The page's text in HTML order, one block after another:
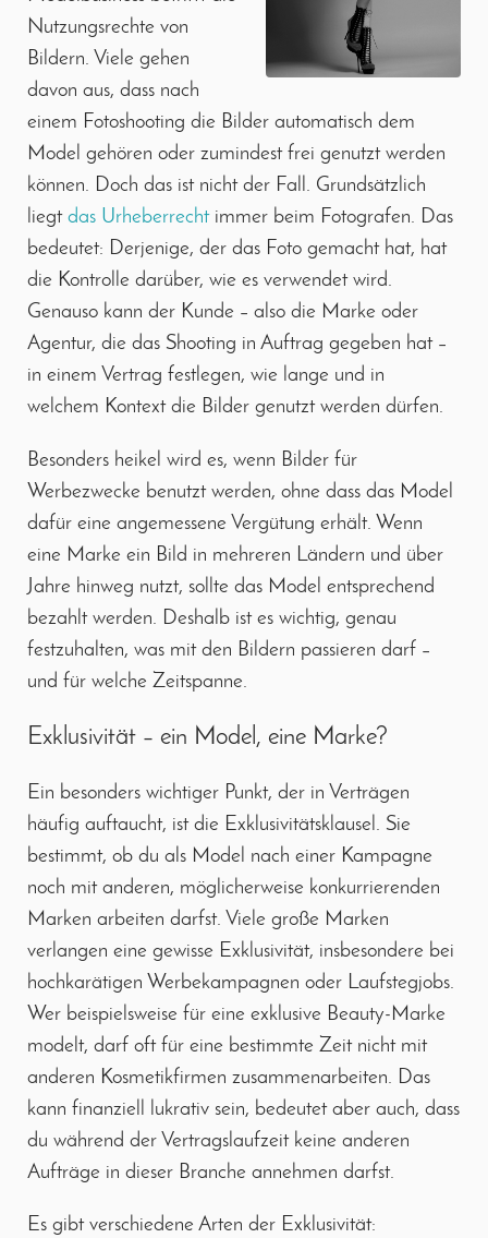
Nutzungsrechte von
Bildern. Viele gehen
davon aus, dass nach
einem Fotoshooting die Bilder automatisch dem
Model gehören oder zumindest frei genutzt werden
können. Doch das ist nicht der Fall. Grundsätzlich
liegt das Urheberrechtimmer beim Fotografen. Das
bedeutet: Derjenige, der das Foto gemacht hat, hat
die Kontrolle darüber, wie es verwendet wird.
Genauso kann der Kunde – also die Marke oder
Agentur, die das Shooting in Auftrag gegeben hat –
in einem Vertrag festlegen, wie lange und in
welchem Kontext die Bilder genutzt werden dürfen.
Besonders heikel wird es, wenn Bilder für
Werbezwecke benutzt werden, ohne dass das Model
dafür eine angemessene Vergütung erhält. Wenn
eine Marke ein Bild in mehreren Ländern und über
Jahre hinweg nutzt, sollte das Model entsprechend
bezahlt werden. Deshalb ist es wichtig, genau
festzuhalten, was mit den Bildern passieren darf –
und für welche Zeitspanne.
Exklusivität – ein Model, eine Marke?
Ein besonders wichtiger Punkt, der in Verträgen
häufig auftaucht, ist die Exklusivitätsklausel. Sie
bestimmt, ob du als Model nach einer Kampagne
noch mit anderen, möglicherweise konkurrierenden
Marken arbeiten darfst. Viele große Marken
verlangen eine gewisse Exklusivität, insbesondere bei
hochkarätigen Werbekampagnen oder Laufstegjobs.
Wer beispielsweise für eine exklusive Beauty-Marke
modelt, darf oft für eine bestimmte Zeit nicht mit
anderen Kosmetikfirmen zusammenarbeiten. Das
kann finanziell lukrativ sein, bedeutet aber auch, dass
du während der Vertragslaufzeit keine anderen
Aufträge in dieser Branche annehmen darfst.
Es gibt verschiedene Arten der Exklusivität: